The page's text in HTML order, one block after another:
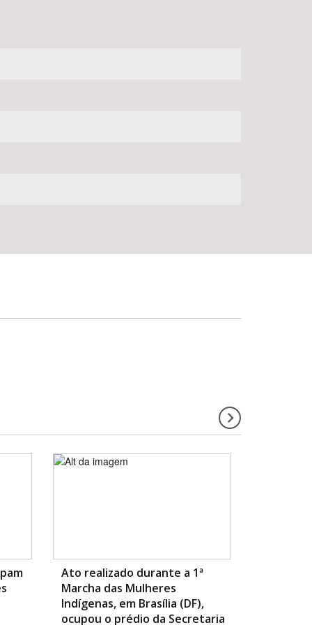
Ato realizado durante a 1ª
Marcha das Mulheres
Indígenas, em Brasília (DF),
ocupou o prédio da Secretaria